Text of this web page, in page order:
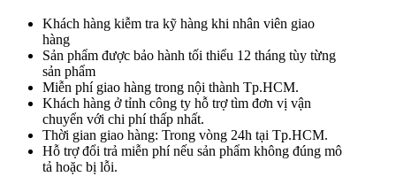
Khách hàng kiễm tra kỹ hàng khi nhân viên giao
hàng
Sản phẩm được bảo hành tối thiểu 12 tháng tùy từng
sản phẩm
Miễn phí giao hàng trong nội thành Tp.HCM.
Khách hàng ở tỉnh công ty hỗ trợ tìm đơn vị vận
chuyển với chi phí thấp nhất.
Thời gian giao hàng: Trong vòng 24h tại Tp.HCM.
Hỗ trợ đổi trả miễn phí nếu sản phẩm không đúng mô
tả hoặc bị lỗi.